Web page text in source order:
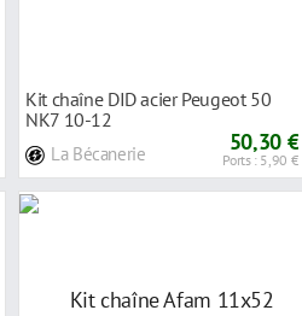
Kit chaîne DID acier Peugeot 50
NK7 10-12
La Bécanerie 50,30 €
Ports : 5,90 €